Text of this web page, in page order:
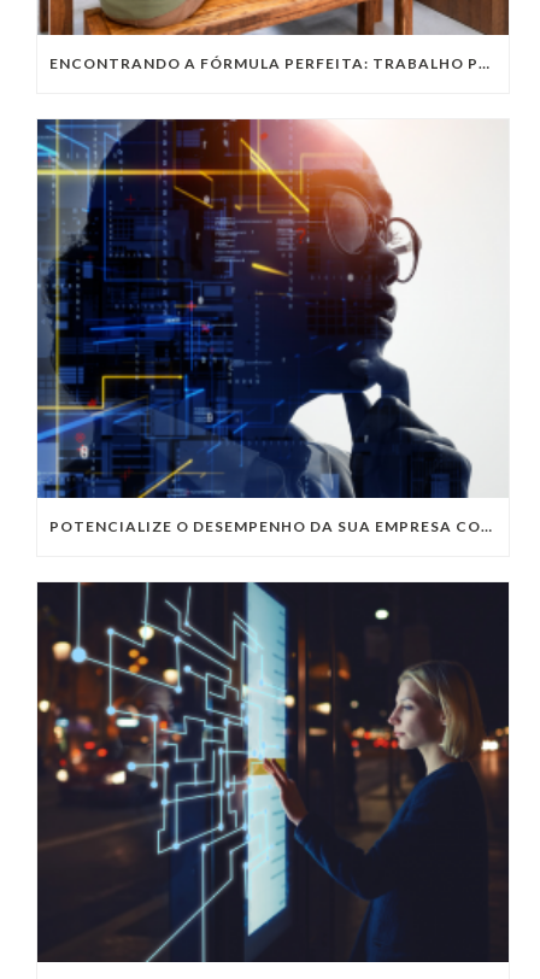
ENCONTRANDO A FÓRMULA PERFEITA: TRABALHO PRESENCIAL, HOME OFFICE OU TRABALHO HÍBRIDO?
POTENCIALIZE O DESEMPENHO DA SUA EMPRESA COM OS SERVIÇOS DE TI DA VIVO VITA